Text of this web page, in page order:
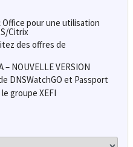
pour une utilisation
Citrix
des offres de
– NOUVELLE VERSION
DNSWatchGO et Passport
groupe XEFI